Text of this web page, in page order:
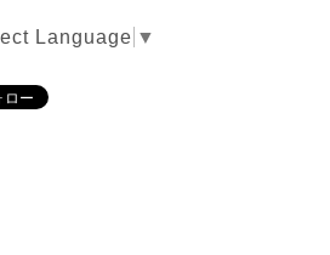
Language ▼